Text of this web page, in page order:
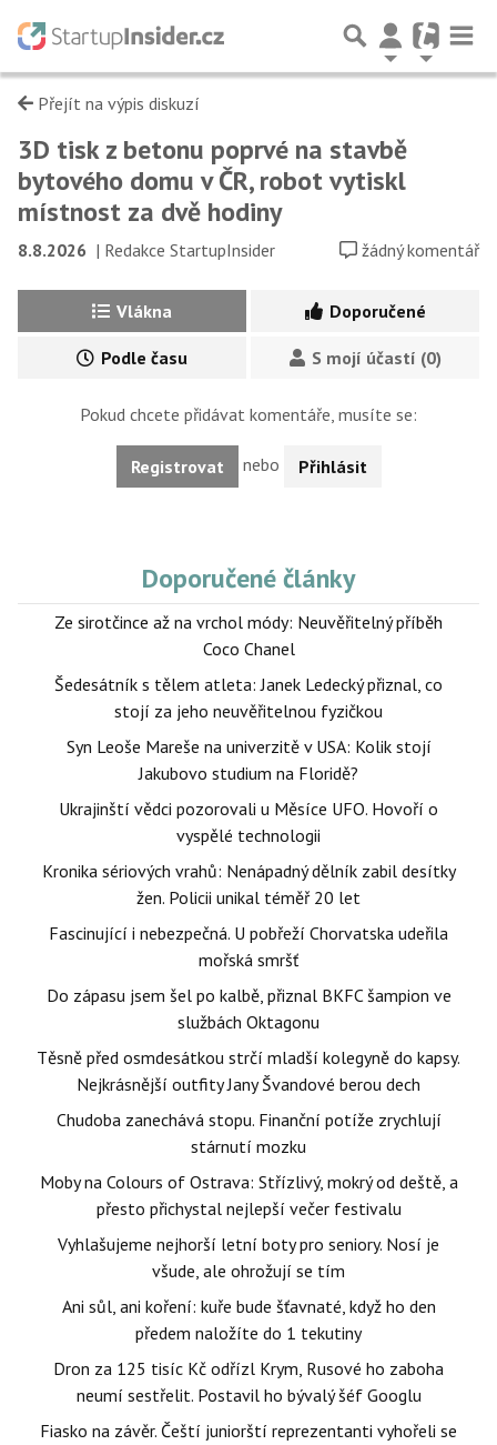
Přejít na výpis diskuzí
3D tisk z betonu poprvé na stavbě
bytového domu v ČR, robot vytiskl
místnost za dvě hodiny
8.8.2026 | Redakce StartupInsider žádný komentář
Vlákna Doporučené
Podle času S mojí účastí (0)
Pokud chcete přidávat komentáře, musíte se:
Registrovat nebo Přihlásit
Doporučené články
Ze sirotčince až na vrchol módy: Neuvěřitelný příběh
Coco Chanel
Šedesátník s tělem atleta: Janek Ledecký přiznal, co
stojí za jeho neuvěřitelnou fyzičkou
Syn Leoše Mareše na univerzitě v USA: Kolik stojí
Jakubovo studium na Floridě?
Ukrajinští vědci pozorovali u Měsíce UFO. Hovoří o
vyspělé technologii
Kronika sériových vrahů: Nenápadný dělník zabil desítky
žen. Policii unikal téměř 20 let
Fascinující i nebezpečná. U pobřeží Chorvatska udeřila
mořská smršť
Do zápasu jsem šel po kalbě, přiznal BKFC šampion ve
službách Oktagonu
Těsně před osmdesátkou strčí mladší kolegyně do kapsy.
Nejkrásnější outfity Jany Švandové berou dech
Chudoba zanechává stopu. Finanční potíže zrychlují
stárnutí mozku
Moby na Colours of Ostrava: Střízlivý, mokrý od deště, a
přesto přichystal nejlepší večer festivalu
Vyhlašujeme nejhorší letní boty pro seniory. Nosí je
všude, ale ohrožují se tím
Ani sůl, ani koření: kuře bude šťavnaté, když ho den
předem naložíte do 1 tekutiny
Dron za 125 tisíc Kč odřízl Krym, Rusové ho zaboha
neumí sestřelit. Postavil ho bývalý šéf Googlu
Fiasko na závěr. Čeští juniorští reprezentanti vyhořeli se